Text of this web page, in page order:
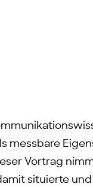
messbare
Vortrag
situierte und